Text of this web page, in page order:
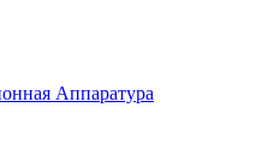
Аппаратура